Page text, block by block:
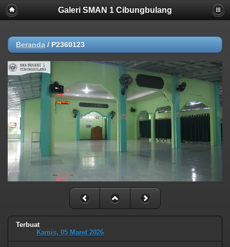
Galeri SMAN 1 Cibungbulang
Beranda / P2360123
Terbuat
Kamis, 05 Maret 2026